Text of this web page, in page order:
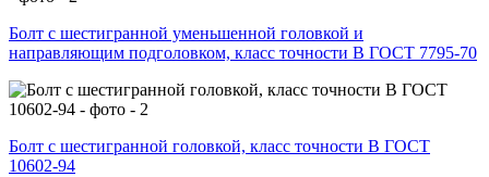
Болт с шестигранной уменьшенной головкой и
направляющим подголовком, класс точности В ГОСТ 7795-70
Болт с шестигранной головкой, класс точности В ГОСТ
10602-94